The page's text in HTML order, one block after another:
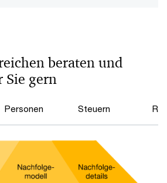
beraten und
Sie gern
Personen Steuern